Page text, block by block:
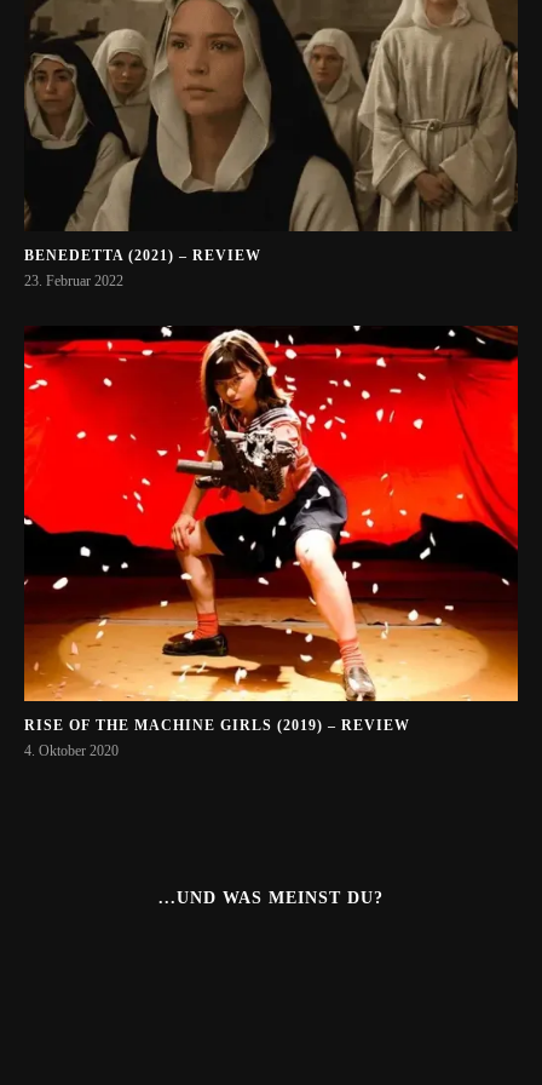
BENEDETTA (2021) – REVIEW
23. Februar 2022
RISE OF THE MACHINE GIRLS (2019) – REVIEW
4. Oktober 2020
...UND WAS MEINST DU?